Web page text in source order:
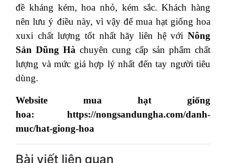
đề kháng kém, hoa nhỏ, kém sắc. Khách hàng
nên lưu ý điều này, vì vậy để mua hạt giống hoa
xuxi chất lượng tốt nhất hãy liên hệ với Nông
Sản Dũng Hà chuyên cung cấp sản phẩm chất
lượng và mức giá hợp lý nhất đến tay người tiêu
dùng.
Website mua hạt giống
hoa: https://nongsandungha.com/danh-
muc/hat-giong-hoa
Bài viết liên quan